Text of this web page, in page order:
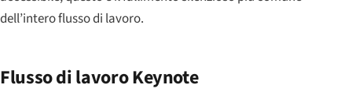
dell’intero flusso di lavoro.
Flusso di lavoro Keynote